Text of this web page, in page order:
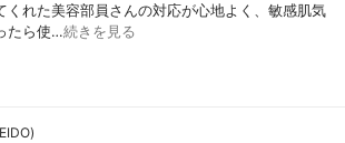
くれた美容部員さんの対応が心地よく、敏感肌気
たら使…続きを見る